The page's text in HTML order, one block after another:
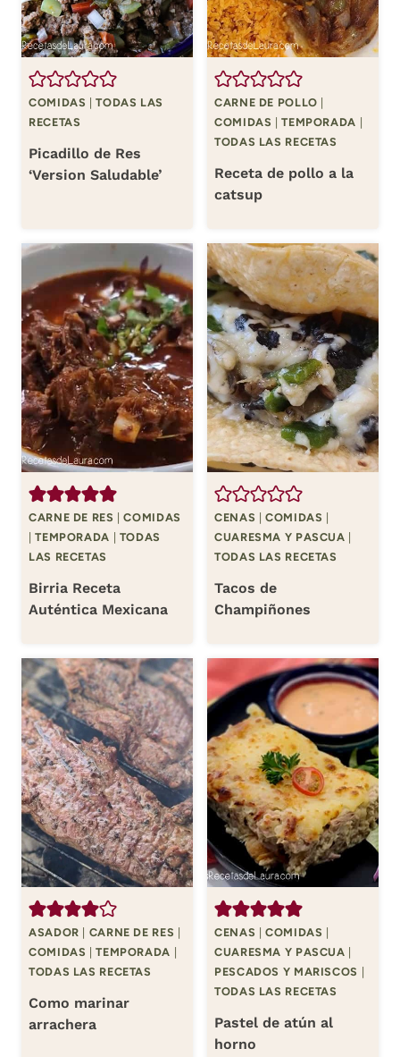
COMIDAS |TODAS LAS
RECETAS
Picadillo de Res
‘Version Saludable’
CARNE DE POLLO
COMIDAS |TEMPORADA
TODAS LAS RECETAS
Receta de pollo a la
catsup
CARNE DE RES |COMIDAS
|TEMPORADA
TODAS
LAS RECETAS
Birria Receta
Auténtica Mexicana
CENAS |COMIDAS
CUARESMA Y PASCUA
TODAS LAS RECETAS
Tacos de
Champiñones
ASADOR | CARNE DE RES |
COMIDAS |TEMPORADA |
TODAS LAS RECETAS
Como marinar
arrachera
CENAS |COMIDAS |
CUARESMA Y PASCUA |
PESCADOS Y MARISCOS |
TODAS LAS RECETAS
Pastel de atún al
horno